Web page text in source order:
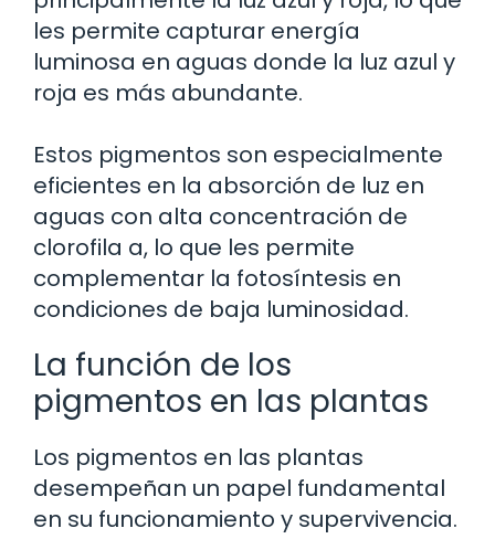
les permite capturar energía
luminosa en aguas donde la luz azul y
roja es más abundante.
Estos pigmentos son especialmente
eficientes en la absorción de luz en
aguas con alta concentración de
clorofila a, lo que les permite
complementar la fotosíntesis en
condiciones de baja luminosidad.
La función de los
pigmentos en las plantas
Los pigmentos en las plantas
desempeñan un papel fundamental
en su funcionamiento y supervivencia.